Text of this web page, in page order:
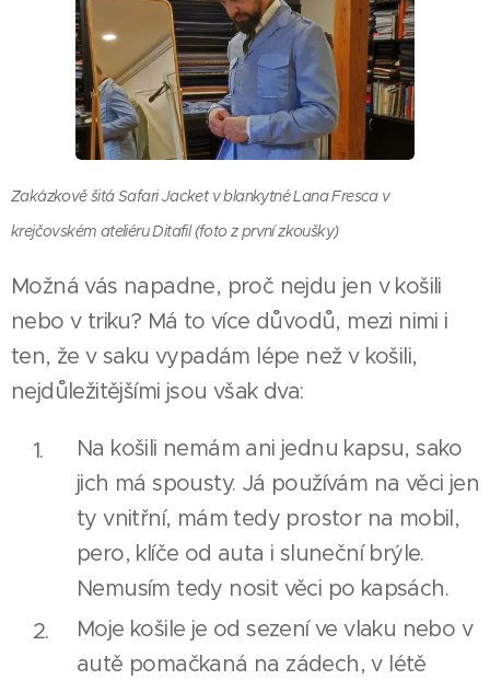
Zakázkově šitá Safari Jacket v blankytné Lana Fresca v
krejčovském ateliéru Ditafil (foto z první zkoušky)
Možná vás napadne, proč nejdu jen v košili
nebo v triku? Má to více důvodů, mezi nimi i
ten, že v saku vypadám lépe než v košili,
nejdůležitějšími jsou však dva:
Na košili nemám ani jednu kapsu, sako
jich má spousty. Já používám na věci jen
ty vnitřní, mám tedy prostor na mobil,
pero, klíče od auta i sluneční brýle.
Nemusím tedy nosit věci po kapsách.
Moje košile je od sezení ve vlaku nebo v
autě pomačkaná na zádech, v létě